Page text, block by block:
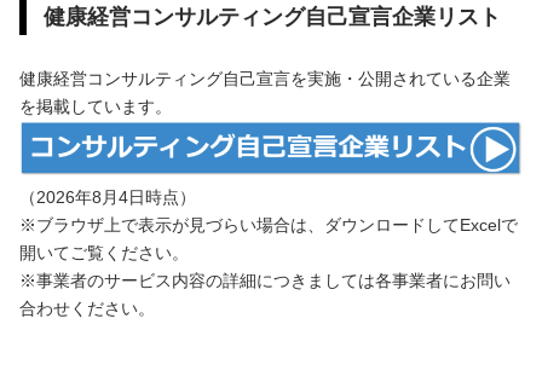
健康経営コンサルティング自己宣言企業リスト
健康経営コンサルティング自己宣言を実施・公開されている企業
を掲載しています。
（2026年8月4日時点）
※ブラウザ上で表示が見づらい場合は、ダウンロードしてExcelで
開いてご覧ください。
※事業者のサービス内容の詳細につきましては各事業者にお問い
合わせください。